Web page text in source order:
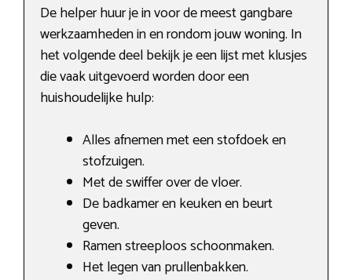
De helper huur je in voor de meest gangbare
werkzaamheden in en rondom jouw woning. In
het volgende deel bekijk je een lijst met klusjes
die vaak uitgevoerd worden door een
huishoudelijke hulp:
Alles afnemen met een stofdoek en
stofzuigen.
Met de swiffer over de vloer.
De badkamer en keuken en beurt
geven.
Ramen streeploos schoonmaken.
Het legen van prullenbakken.